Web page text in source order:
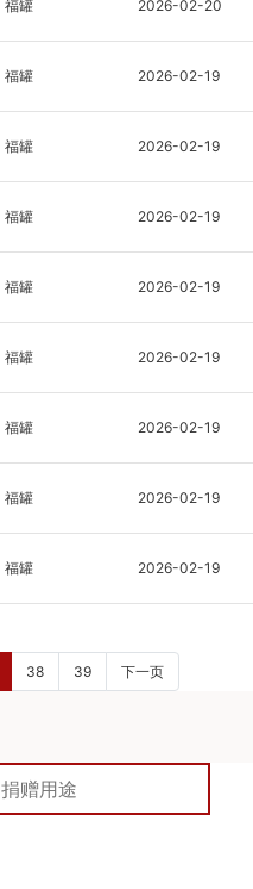
场气氛温
福罐 2026-02-20
福罐 2026-02-19
福罐 2026-02-19
福罐 2026-02-19
福罐 2026-02-19
福罐 2026-02-19
福罐 2026-02-19
福罐 2026-02-19
福罐 2026-02-19
38 39 下一页